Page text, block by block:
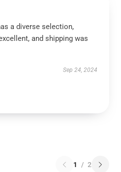
a diverse selection,
and shipping was
Sep 24, 2024
1 / 2